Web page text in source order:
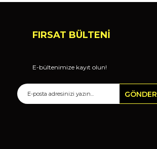
FIRSAT BÜLTENİ
E-bültenimize kayıt olun!
GÖNDER